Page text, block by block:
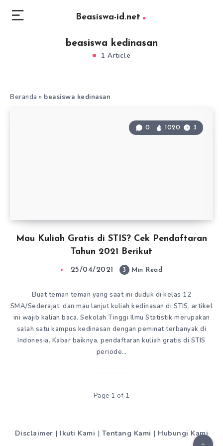
Beasiswa-id.net
beasiswa kedinasan
1 Article
Beranda » beasiswa kedinasan
Mau Kuliah Gratis di STIS? Cek Pendaftaran
Tahun 2021 Berikut
0 1020 3
25/04/2021 3 Min Read
Buat teman teman yang saat ini duduk di kelas 12
SMA/Sederajat, dan mau lanjut kuliah kedinasan di STIS, artikel
ini wajib kalian baca. Sekolah Tinggi Ilmu Statistik merupakan
salah satu kampus kedinasan dengan peminat terbanyak di
Indonesia. Kabar baiknya, pendaftaran kuliah gratis di STIS
periode…
Page 1 of 1
Disclaimer | Ikuti Kami | Tentang Kami | Hubungi Kami